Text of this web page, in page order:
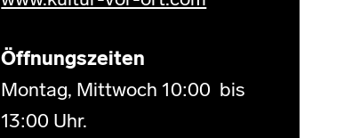
Öffnungszeiten
Montag, Mittwoch 10:00 bis
13:00 Uhr.